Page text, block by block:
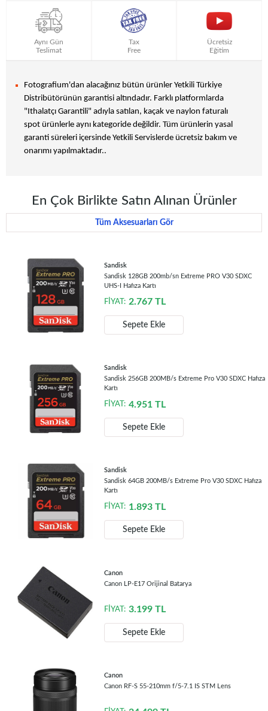
Aynı Gün
Teslimat
Tax
Free
Ücretsiz
Eğitim
Fotografium'dan alacağınız bütün ürünler Yetkili Türkiye
Distribütörünün garantisi altındadır. Farklı platformlarda
"Ithalatçı Garantili" adıyla satılan, kaçak ve naylon faturalı
spot ürünlerle aynı kategoride değildir. Tüm ürünlerin yasal
garanti süreleri içersinde Yetkili Servislerde ücretsiz bakım ve
onarımı yapılmaktadır..
En Çok Birlikte Satın Alınan Ürünler
Tüm Aksesuarları Gör
Sandisk
Sandisk 128GB 200mb/sn Extreme PRO V30 SDXC
UHS-I Hafıza Kartı
FİYAT: 2.767 TL
Sepete Ekle
Sandisk
Sandisk 256GB 200MB/s Extreme Pro V30 SDXC Hafıza
Kartı
FİYAT: 4.951 TL
Sepete Ekle
Sandisk
Sandisk 64GB 200MB/s Extreme Pro V30 SDXC Hafıza
Kartı
FİYAT: 1.893 TL
Sepete Ekle
Canon
Canon LP-E17 Orijinal Batarya
FİYAT: 3.199 TL
Sepete Ekle
Canon
Canon RF-S 55-210mm f/5-7.1 IS STM Lens